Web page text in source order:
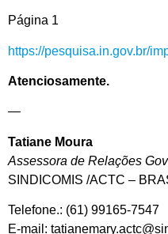
Página 1
https://pesquisa.in.gov.br/
Atenciosamente.
—
Tatiane Moura
Assessora de Relações
SINDICOMIS /ACTC –
Telefone.: (61) 99165-7547
E-mail: